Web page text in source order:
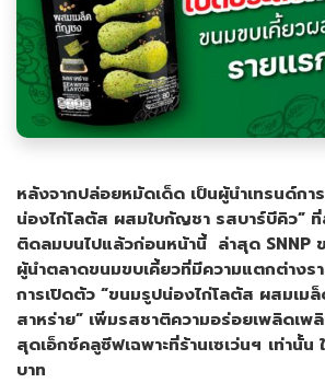
หลังจากปล่อยหมัดเด็ด เป็นผู้นำเทรนด์กา
น่องไก่โลตัส ผสมใบกัญชา รสบาร์บีคิว”
ติดลมบนไปแล้วก่อนหน้านี้ ล่าสุด SNNP
ผู้นำตลาดขนมขบเคี้ยวที่มีความแตกต่างร
การเปิดตัว “ขนมรูปน่องไก่โลตัส ผสมเม
สาหร่าย” เพิ่มรสชาติความอร่อยเพลิดเพ
สุดเอ็กซ์คลูซีฟเฉพาะที่ร้านเซเว่นฯ เท่านั้น
บาท